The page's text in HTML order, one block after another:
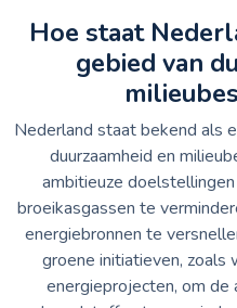
Hoe staat
gebied van
Nederland staat bekend als
duurzaamheid en
ambitieuze
broeikasgassen te
energiebronnen te
groene initiatieven, zoals
energieprojecten, om de